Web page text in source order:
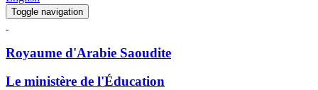
Toggle navigation
Royaume d'Arabie Saoudite
Le ministère de l'Éducation